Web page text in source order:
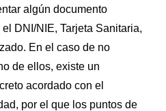
algún documento
DNI/NIE, Tarjeta Sanitaria,
En el caso de no
de ellos, existe un
acordado con el
por el que los puntos de